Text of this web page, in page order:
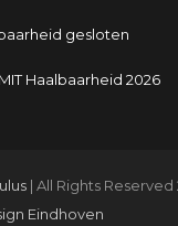
gesloten
Haalbaarheid 2026
| All Rights Reserved
Eindhoven